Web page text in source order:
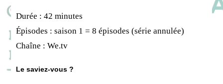
Durée : 42 minutes
Épisodes : saison 1 = 8 épisodes (série annulée)
Chaîne : We.tv
Le saviez-vous ?